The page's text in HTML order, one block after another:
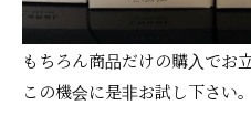
もちろん商品だけの購入で
この機会に是非お試し下さい。